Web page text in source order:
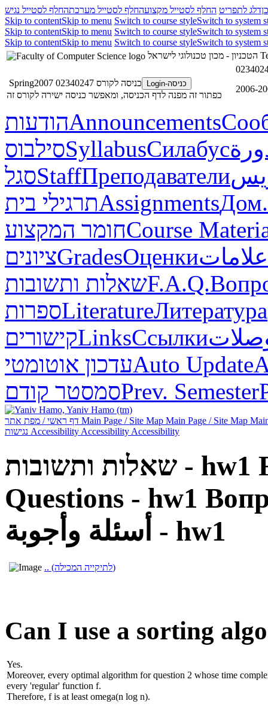
דלג לתפריט החלף לסטייל מקצועהחלף לסטייל מערכתהחלף לסטייל נגיש
Skip to contentSkip to menu Switch to course styleSwitch to system
Skip to contentSkip to menu Switch to course styleSwitch to system
Skip to contentSkip to menu Switch to course styleSwitch to system
כניסה-Login
כניסה לקורס 02340247 Spring2007
כפתור זה מפנה לדף הכניסה, ומאפשר כניסה ישירה לקורס זה
הודעותAnnouncements
סילבוסSyllabusСилабус
סגלStaffПреподаватели
תרגילי ביתAssignmentsДом.
חומר המקצועCourse
ציוניםGradesОценкиعلامات
שאלות ותשובותF.A.Q.
ספרותLiteratureЛитература
קישוריםLinksСсылки
עדכון אוטומטיAuto Update
סמסטר קודםPrev. Semester
Main Page / Site Map Main Page / Site Map
Accessibility Accessibility Accessibility
שאלות ותשובות - hw1
Questions - hw1
أسئلة وأجوبة - hw1
.. (לתיקייה המכילה)
Can I use a sorting
Yes.
Moreover, every optimal algorithm for question 2 whose time
every 'regular' function f.
Therefore, f is at least omega(n log n).